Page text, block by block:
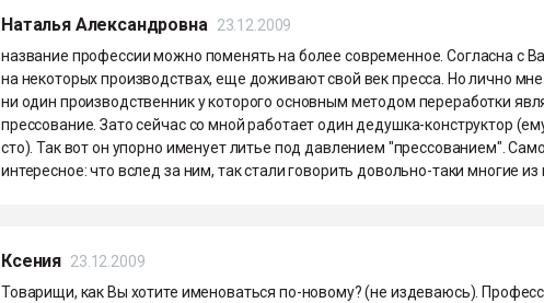
Наталья Александровна 23.12.2009
название профессии можно поменять на более современное. Согласна с
на некоторых производствах, еще доживают свой век пресса. Но лично
ни один производственник у которого основным методом переработки
прессование. Зато сейчас со мной работает один дедушка-конструктор
сто). Так вот он упорно именует литье под давлением "прессованием".
интересное: что вслед за ним, так стали говорить довольно-таки многие
Ксения 23.12.2009
Товарищи, как Вы хотите именоваться по-новому? (не издеваюсь).